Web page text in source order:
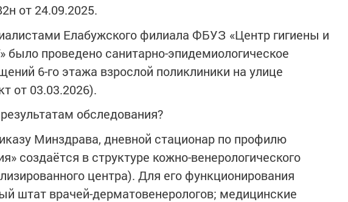
от 24.09.2025.
Елабужского филиала ФБУЗ «Центр гигиены и
было проведено санитарно-эпидемиологическое
6-го этажа взрослой поликлиники на улице
от 03.03.2026).
обследования?
Минздрава, дневной стационар по профилю
создаётся в структуре кожно-венерологического
центра). Для его функционирования
штат врачей-дерматовенерологов; медицинские